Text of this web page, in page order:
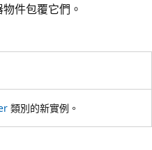
件包覆它們。
類別的新實例。